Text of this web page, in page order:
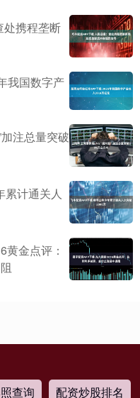
处携程垄断
我国数字产
注总量突破
累计通关人
金点评：
查询 配资炒股排名